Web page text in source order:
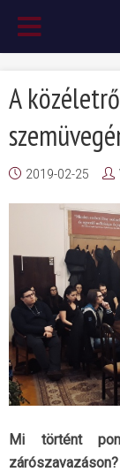
A
2019-02-25
Mi történt